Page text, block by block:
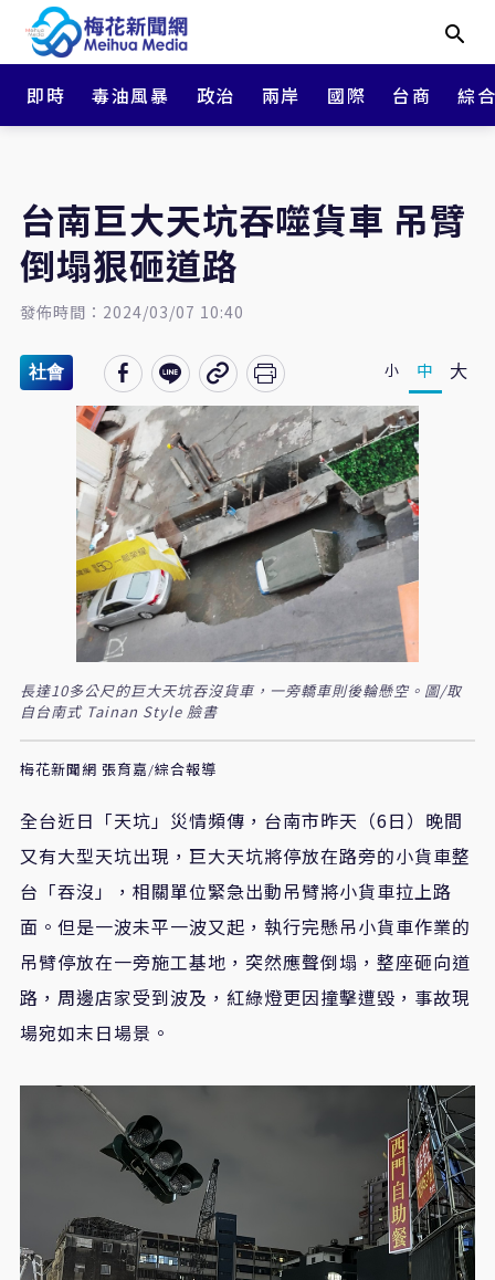
即時 毒油風暴 政治 兩岸 國際 台商 綜
台南巨大天坑吞噬貨車 吊臂
倒塌狠砸道路
發佈時間：2024/03/07 10:40
社會 小 中 大
長達10多公尺的巨大天坑吞沒貨車，一旁轎車則後輪懸空。圖/取
自台南式 Tainan Style 臉書
梅花新聞網 張育嘉/綜合報導
全台近日「天坑」災情頻傳，台南市昨天（6日）晚間
又有大型天坑出現，巨大天坑將停放在路旁的小貨車整
台「吞沒」，相關單位緊急出動吊臂將小貨車拉上路
面。但是一波未平一波又起，執行完懸吊小貨車作業的
吊臂停放在一旁施工基地，突然應聲倒塌，整座砸向道
路，周邊店家受到波及，紅綠燈更因撞擊遭毀，事故現
場宛如末日場景。